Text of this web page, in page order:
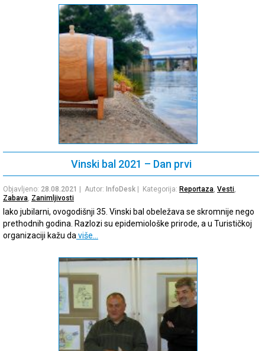
Vinski bal 2021 – Dan prvi
Objavljeno: 28.08.2021 | Autor: InfoDesk | Kategorija: Reportaza, Vesti,
Zabava, Zanimljivosti
Iako jubilarni, ovogodišnji 35. Vinski bal obeležava se skromnije nego
prethodnih godina. Razlozi su epidemiološke prirode, a u Turističkoj
organizaciji kažu da više…